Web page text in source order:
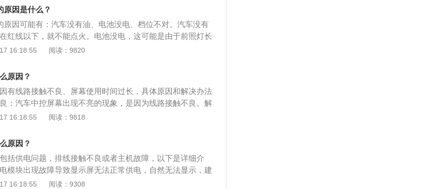
屏的屏幕损坏导致的，建议要到汽车维修店或者是4s店做一
进行电器故障排除，如果出现难以修复的情况，必要时可以
、供电的问题，可能是蓄电池亏电严重导致车辆上的用电设
有可能是因为蓄电池的电压不稳定造成的，建议使去4s店检
。4、车载显示屏老化：在使用的过程中车载显示屏会出现
议及时更换。5、如果仅仅是没有图像，车载显示屏还会有
示器的电源插件松动，在这种情况下建议检查一下线束接
松动的原因，建议要去4s点检查。总结：车载显示屏的屏幕
原因是什么？
原因可能有：汽车没有油、电池没电、档位不对。汽车没有
红线以下，就不能点火。电池没电，这可能是由于前照灯长
耗或电池寿命到期造成的。一般建议在2年内及时更换电
喇叭就行了。档位不对。当自动停止启动时，档位必须置于
R档或D档，则不会着火。
16:18:55 阅读：9820
原因？
有线路接触不良、屏幕使用时间过长，具体原因和解决办法
：汽车中控屏幕出现不亮的现象，是因为线路接触不良。解
路是否出现虚接的情况，将其虚接的部位连接完好即可。屏
现象。解决办法是对供电模块进行检查并维修，合理安排使
16:18:55 阅读：9818
原因？
括供电问题，排线接触不良或者主机故障，以下是详细介
模块出现故障导致显示屏无法正常供电，自然无法显示，建
模块。排线接触不良：排线接触存在短路、断路或者虚接，
16:18:55 阅读：9308